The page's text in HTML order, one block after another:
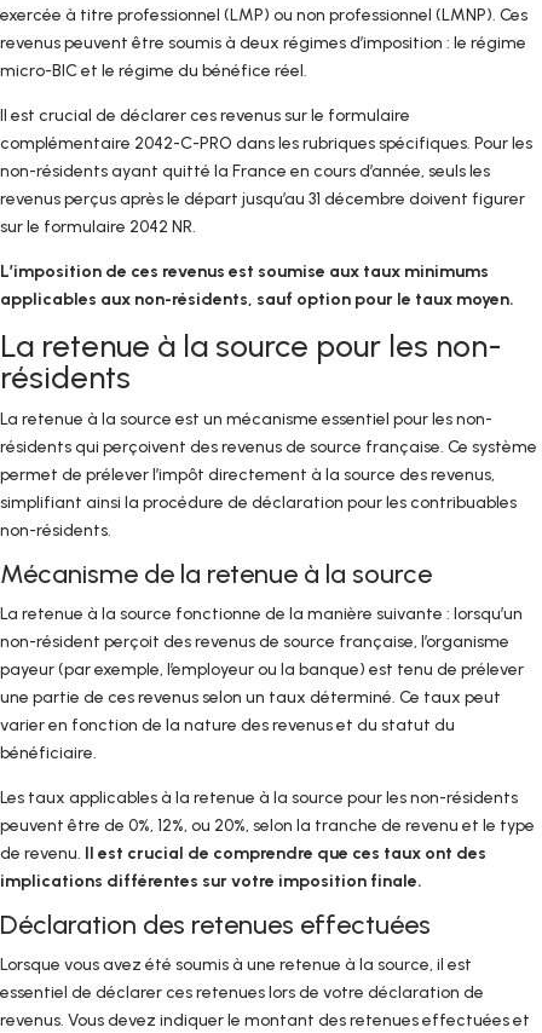
exercée à titre professionnel (LMP) ou non professionnel (LMNP). Ces
revenus peuvent être soumis à deux régimes d’imposition : le régime
micro-BIC et le régime du bénéfice réel.
Il est crucial de déclarer ces revenus sur le formulaire
complémentaire 2042-C-PRO dans les rubriques spécifiques. Pour les
non-résidents ayant quitté la France en cours d’année, seuls les
revenus perçus après le départ jusqu’au 31 décembre doivent figurer
sur le formulaire 2042 NR.
L’imposition de ces revenus est soumise aux taux minimums
applicables aux non-résidents, sauf option pour le taux moyen.
La retenue à la source pour les non-
résidents
La retenue à la source est un mécanisme essentiel pour les non-
résidents qui perçoivent des revenus de source française. Ce système
permet de prélever l’impôt directement à la source des revenus,
simplifiant ainsi la procédure de déclaration pour les contribuables
non-résidents.
Mécanisme de la retenue à la source
La retenue à la source fonctionne de la manière suivante : lorsqu’un
non-résident perçoit des revenus de source française, l’organisme
payeur (par exemple, l’employeur ou la banque) est tenu de prélever
une partie de ces revenus selon un taux déterminé. Ce taux peut
varier en fonction de la nature des revenus et du statut du
bénéficiaire.
Les taux applicables à la retenue à la source pour les non-résidents
peuvent être de 0%, 12%, ou 20%, selon la tranche de revenu et le type
de revenu. Il est crucial de comprendre que ces taux ont des
implications différentes sur votre imposition finale.
Déclaration des retenues effectuées
Lorsque vous avez été soumis à une retenue à la source, il est
essentiel de déclarer ces retenues lors de votre déclaration de
revenus. Vous devez indiquer le montant des retenues effectuées et